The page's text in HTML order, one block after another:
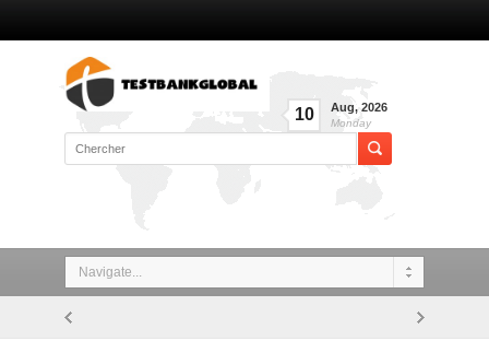
10 Aug, 2026
Monday
Navigate...